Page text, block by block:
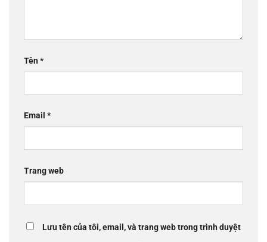
Tên*
Email *
Trang web
Lưu tên của tôi, email, và trang web trong trình duyệt